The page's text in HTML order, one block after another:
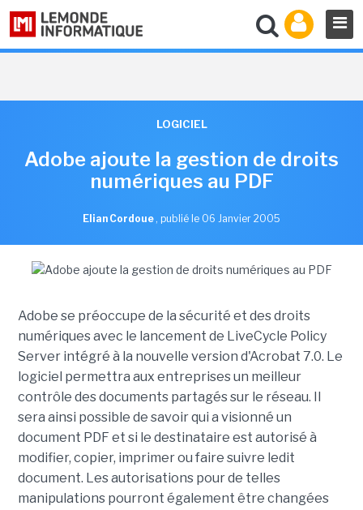
LOGICIEL
Adobe ajoute la gestion de droits
numériques au PDF
Elian Cordoue , publié le 06 Janvier 2005
Adobe se préoccupe de la sécurité et des droits
numériques avec le lancement de LiveCycle Policy
Server intégré à la nouvelle version d'Acrobat 7.0. Le
logiciel permettra aux entreprises un meilleur
contrôle des documents partagés sur le réseau. Il
sera ainsi possible de savoir qui a visionné un
document PDF et si le destinataire est autorisé à
modifier, copier, imprimer ou faire suivre ledit
document. Les autorisations pour de telles
manipulations pourront également être changées